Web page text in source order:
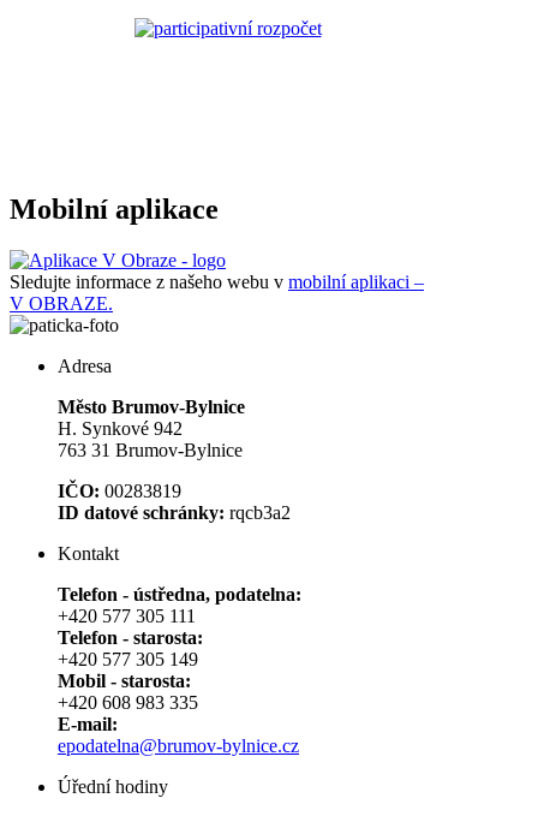
Mobilní aplikace
Sledujte informace z našeho webu v mobilní aplikaci –
V OBRAZE.
Adresa
Město Brumov-Bylnice
H. Synkové 942
763 31 Brumov-Bylnice
IČO: 00283819
ID datové schránky: rqcb3a2
Kontakt
Telefon - ústředna, podatelna:
+420 577 305 111
Telefon - starosta:
+420 577 305 149
Mobil - starosta:
+420 608 983 335
E-mail:
epodatelna@brumov-bylnice.cz
Úřední hodiny